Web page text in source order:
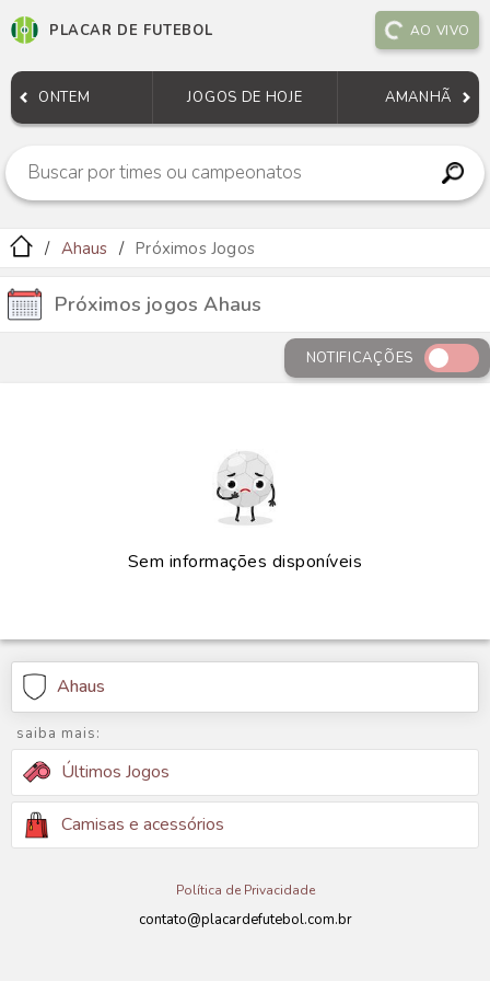
PLACAR DE FUTEBOL AO VIVO
ONTEM JOGOS DE HOJE AMANHÃ
Ahaus Próximos Jogos
Próximos jogos Ahaus
NOTIFICAÇÕES
Sem informações disponíveis
Ahaus
saiba mais:
Últimos Jogos
Camisas e acessórios
Política de Privacidade
contato@placardefutebol.com.br